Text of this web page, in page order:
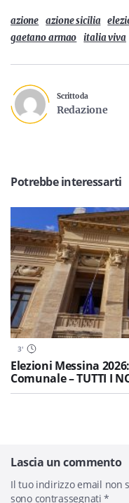
azione azione sicilia
gaetano armao
italia viva
Scritto da
Redazione
Potrebbe interessarti
3'
Elezioni Messina
Comunale – TUTTI I
Lascia un commento
Il tuo indirizzo email non
sono contrassegnati*